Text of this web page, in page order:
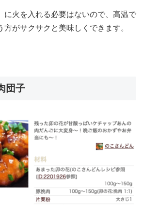
に火を入れる必要はないので、高温で
方がサクサクと美味しくできます。
団子